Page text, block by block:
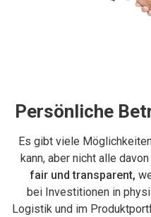
Persönliche
Es gibt viele
kann, aber nicht alle
fair und transparent,
bei Investitionen in
Logistik und im